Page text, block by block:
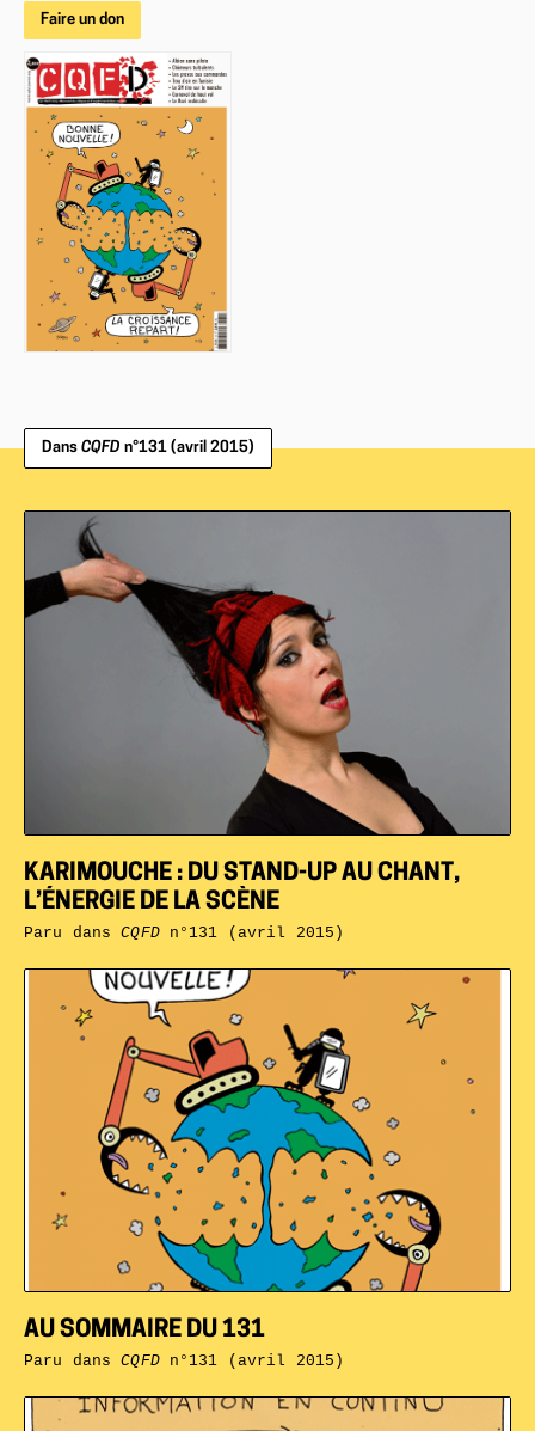
Faire un don
Dans CQFD n°131 (avril 2015)
AU SOMMAIRE DU 131
Paru dansCQFDn°131 (avril 2015)
KARIMOUCHE : DU STAND-UP AU CHANT,
L’ÉNERGIE DE LA SCÈNE
Paru dansCQFDn°131 (avril 2015)